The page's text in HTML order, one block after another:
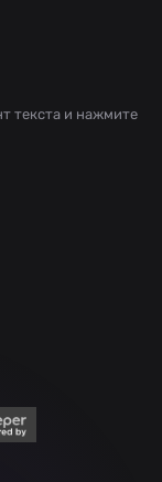
текста и нажмите